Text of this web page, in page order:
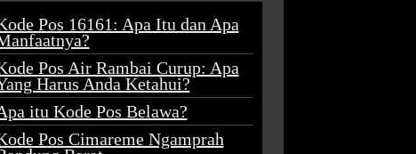
Pos 16161: Apa Itu dan Apa
Pos Air Rambai Curup: Apa
Harus Anda Ketahui?
itu Kode Pos Belawa?
Pos Cimareme Ngamprah